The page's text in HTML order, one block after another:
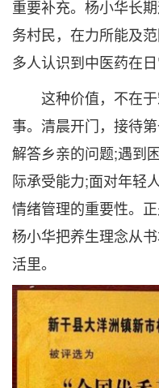
重要补充。杨小华长
务村民，在力所能及
多人认识到中医药在
这种价值，不在于
事。清晨开门，接待
解答乡亲的问题;遇到
际承受能力;面对年轻
情绪管理的重要性。
杨小华把养生理念从
活里。